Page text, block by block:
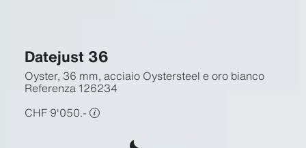
Datejust 36
Oyster, 36 mm, acciaio Oystersteel e oro bianco
Referenza126234
CHF 9'050.-